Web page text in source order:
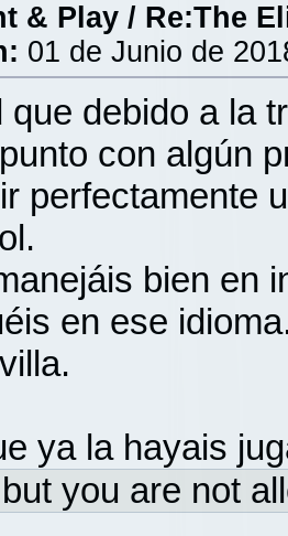
& Play/ Re:The
01 de Junio de
que debido a la
con algún
perfectamente
bien en
en ese
ya la hayais
you are not